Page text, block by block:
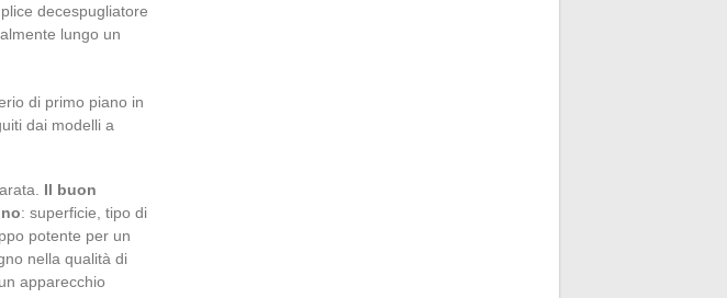
decespugliatore
lungo un
di primo piano in
dai modelli a
Il buon
: superficie, tipo di
potente per un
nella qualità di
apparecchio